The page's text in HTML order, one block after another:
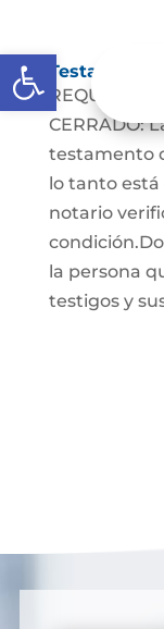
Abrir barra de
Testamento
CERRADO:
testamento
lo tanto está
notario
la persona
testigos y